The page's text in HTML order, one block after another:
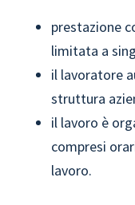
prestazione
limitata a
il lavoratore
struttura
il lavoro è
compresi
lavoro.